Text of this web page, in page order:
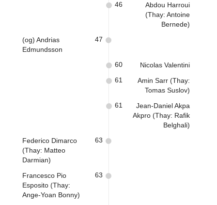
Abdou Harroui
(Thay: Antoine
Bernede)
46
(og) Andrias
Edmundsson
47
Nicolas Valentini
60
Amin Sarr (Thay:
Tomas Suslov)
61
Jean-Daniel Akpa
Akpro (Thay: Rafik
Belghali)
61
Federico Dimarco
(Thay: Matteo
Darmian)
63
Francesco Pio
Esposito (Thay:
Ange-Yoan Bonny)
63